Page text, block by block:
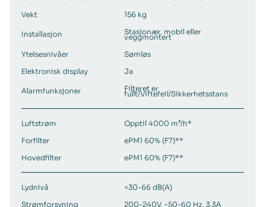
Vekt
156 kg
Installasjon Stasjonær, mobil eller
veggmontert
Ytelsesnivåer
Sømløs
Elektronisk display
Ja
Alarmfunksjoner Filteret er
fullt/Viftefeil/Sikkerhetsstans
Luftstrøm
Opptil 4000 m³/h*
Forfilter
ePM1 60% (F7)**
Hovedfilter
ePM1 60% (F7)**
Lydnivå
<30-66 dB(A)
Strømforsyning
200-240V, ~50-60 Hz, 3.3A